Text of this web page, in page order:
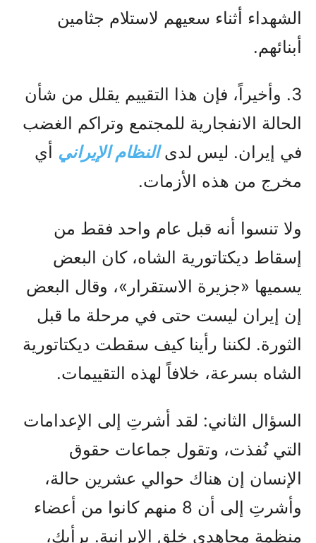
الشهداء أثناء سعيهم لاستلام جثامين
أبنائهم.
3. وأخيراً، فإن هذا التقييم يقلل من شأن
الحالة الانفجارية للمجتمع وتراكم الغضب
في إيران. ليس لدىالنظام الإيراني أي
مخرج من هذه الأزمات.
ولا تنسوا أنه قبل عام واحد فقط من
إسقاط ديكتاتورية الشاه، كان البعض
يسميها «جزيرة الاستقرار»، وقال البعض
إن إيران ليست حتى في مرحلة ما قبل
الثورة. لكننا رأينا كيف سقطت ديكتاتورية
الشاه بسرعة، خلافاً لهذه التقييمات.
السؤال الثاني: لقد أشرتِ إلى الإعدامات
التي نُفذت، وتقول جماعات حقوق
الإنسان إن هناك حوالي عشرين حالة،
وأشرتِ إلى أن 8 منهم كانوا من أعضاء
منظمة مجاهدي خلق الإيرانية. برأيك،